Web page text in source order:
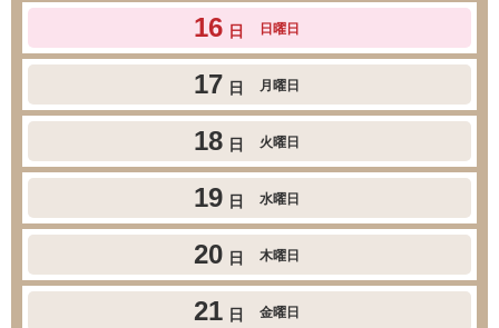
16 日 日曜日
17 日 月曜日
18 日 火曜日
19 日 水曜日
20 日 木曜日
21 日 金曜日